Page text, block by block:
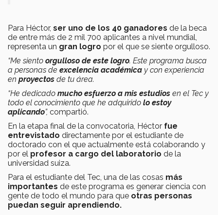
Para Héctor, ser uno de los 40 ganadores de la beca
de entre más de 2 mil 700 aplicantes a nivel mundial,
representa un gran logro por el que se siente orgulloso.
“Me siento orgulloso de este logro. Este programa busca
a personas de excelencia académica y con experiencia
en proyectos de tu área.
“He dedicado mucho esfuerzo a mis estudios en el Tec y
todo el conocimiento que he adquirido lo estoy
aplicando”, compartió.
En la etapa final de la convocatoria, Héctor fue
entrevistado directamente por el estudiante de
doctorado con el que actualmente está colaborando y
por el profesor a cargo del laboratorio de la
universidad suiza.
Para el estudiante del Tec, una de las cosas más
importantes de este programa es generar ciencia con
gente de todo el mundo para que otras personas
puedan seguir aprendiendo.